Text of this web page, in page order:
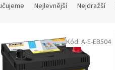
Nejlevnější Nejdražší
Kód: A-E-EB504